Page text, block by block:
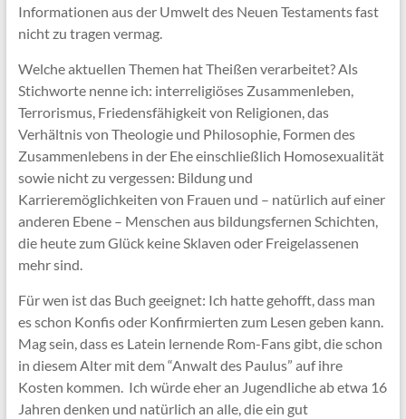
Informationen aus der Umwelt des Neuen Testaments fast
nicht zu tragen vermag.
Welche aktuellen Themen hat Theißen verarbeitet? Als
Stichworte nenne ich: interreligiöses Zusammenleben,
Terrorismus, Friedensfähigkeit von Religionen, das
Verhältnis von Theologie und Philosophie, Formen des
Zusammenlebens in der Ehe einschließlich Homosexualität
sowie nicht zu vergessen: Bildung und
Karrieremöglichkeiten von Frauen und – natürlich auf einer
anderen Ebene – Menschen aus bildungsfernen Schichten,
die heute zum Glück keine Sklaven oder Freigelassenen
mehr sind.
Für wen ist das Buch geeignet: Ich hatte gehofft, dass man
es schon Konfis oder Konfirmierten zum Lesen geben kann.
Mag sein, dass es Latein lernende Rom-Fans gibt, die schon
in diesem Alter mit dem “Anwalt des Paulus” auf ihre
Kosten kommen. Ich würde eher an Jugendliche ab etwa 16
Jahren denken und natürlich an alle, die ein gut